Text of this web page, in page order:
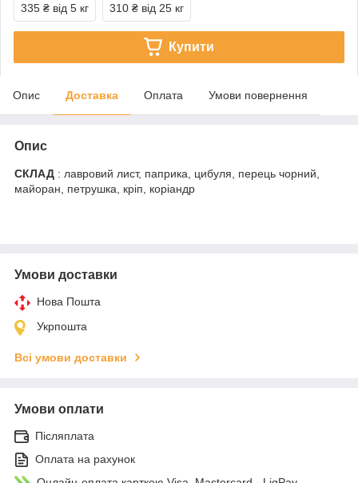
335 ₴ від 5 кг 310 ₴ від 25 кг
Купити
Опис Доставка Оплата Умови повернення
Опис
СКЛАД : лавровий лист, паприка, цибуля, перець чорний,
майоран, петрушка, кріп, коріандр
Умови доставки
Нова Пошта
Укрпошта
Всі умови доставки
Умови оплати
Післяплата
Оплата на рахунок